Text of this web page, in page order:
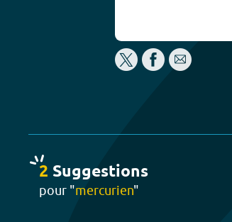
2 Suggestions
pour "mercurien"